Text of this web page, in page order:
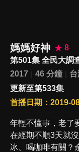
媽媽好神
8
第501集 全民大調
2017
46 分鐘
更新至第533集
首播日期：2019-
年輕不懂事，老了
在經期不順3天就
冰、喝咖啡有關？